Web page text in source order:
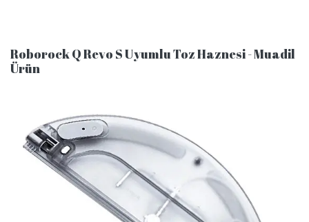
Roborock Q Revo S Uyumlu Toz Haznesi - Muadil
Ürün